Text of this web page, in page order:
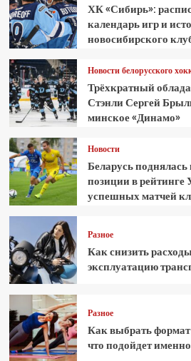
ХК «Сибирь»:
календарь игр и
новосибирского
Новости белорусского
Трёхкратный
Стэнли Сергей
минское «Динамо»
Новости
Беларусь поднялась
позиции в
успешных матчей
Разное
Как снизить
эксплуатацию
Разное
Как выбрать
что подойдет